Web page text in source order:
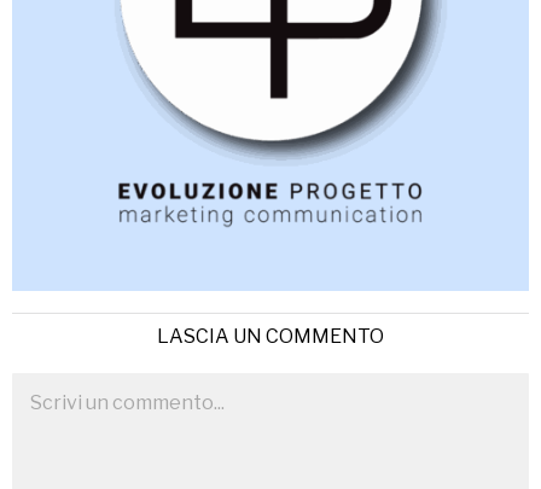
LASCIA UN COMMENTO